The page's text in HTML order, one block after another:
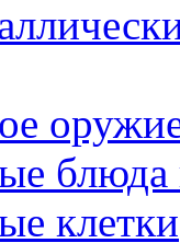
блюда
клетки